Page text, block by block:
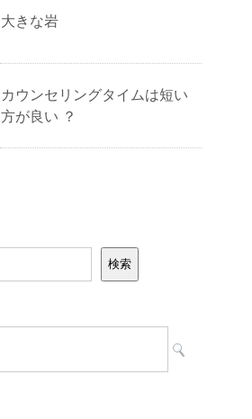
大きな岩
カウンセリングタイムは短い
方が良い ？
検索